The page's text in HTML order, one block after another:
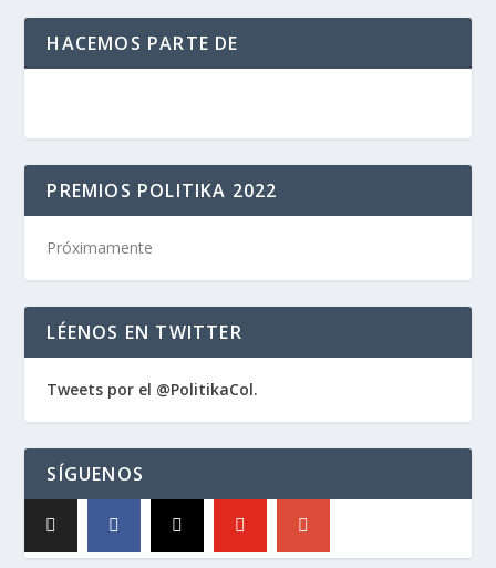
HACEMOS PARTE DE
PREMIOS POLITIKA 2022
Próximamente
LÉENOS EN TWITTER
Tweets por el @PolitikaCol.
SÍGUENOS